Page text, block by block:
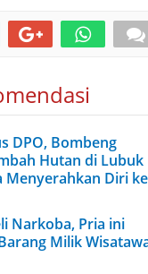
DPO, Bombeng
Hutan di Lubuk
Menyerahkan Diri ke
Narkoba, Pria ini
Milik